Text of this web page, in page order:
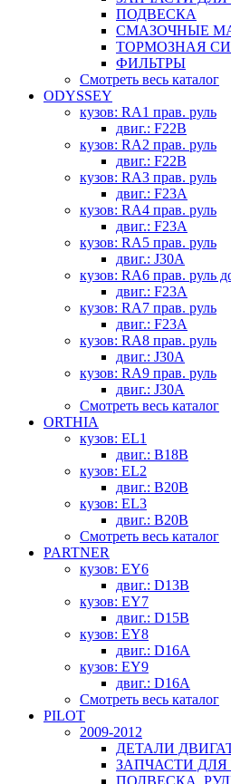
ПОДВЕСКА
СМАЗОЧНЫЕ
ТОРМОЗНАЯ
ФИЛЬТРЫ
Смотреть весь каталог
ODYSSEY
кузов: RA1 прав. руль
двиг.: F22B
кузов: RA2 прав. руль
двиг.: F22B
кузов: RA3 прав. руль
двиг.: F23A
кузов: RA4 прав. руль
двиг.: F23A
кузов: RA5 прав. руль
двиг.: J30A
кузов: RA6 прав. руль
двиг.: F23A
кузов: RA7 прав. руль
двиг.: F23A
кузов: RA8 прав. руль
двиг.: J30A
кузов: RA9 прав. руль
двиг.: J30A
Смотреть весь каталог
ORTHIA
кузов: EL1
двиг.: B18B
кузов: EL2
двиг.: B20B
кузов: EL3
двиг.: B20B
Смотреть весь каталог
PARTNER
кузов: EY6
двиг.: D13B
кузов: EY7
двиг.: D15B
кузов: EY8
двиг.: D16A
кузов: EY9
двиг.: D16A
Смотреть весь каталог
PILOT
2009-2012
ДЕТАЛИ
ЗАПЧАСТИ ДЛЯ
ПОДВЕСКА,